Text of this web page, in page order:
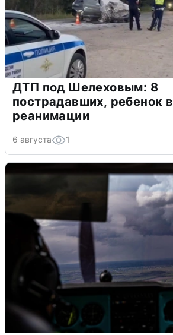
ДТП под Шелеховым: 8
пострадавших, ребенок в
реанимации
6 августа 1